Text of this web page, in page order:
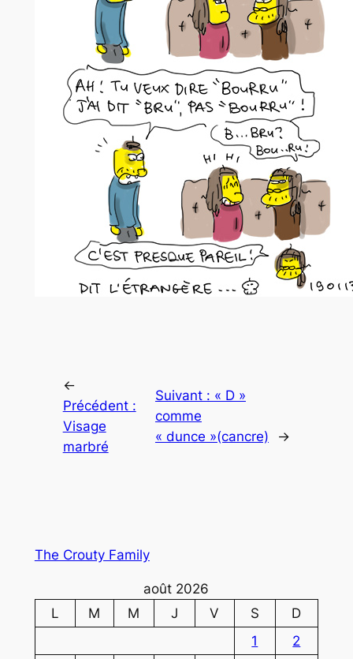
←
Précédent :
Visage
marbré
Suivant : « D »
comme
« dunce »(cancre)
→
The Crouty Family
août 2026
L
M M J V S
D
1
2